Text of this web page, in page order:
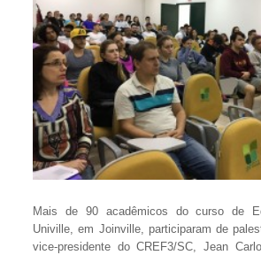
Mais de 90 acadêmicos do curso de
Univille, em Joinville, participaram de
vice-presidente do CREF3/SC, Jean